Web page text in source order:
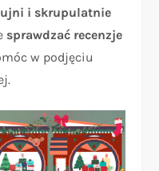
i skrupulatnie
sprawdzać recenzje
w podjęciu